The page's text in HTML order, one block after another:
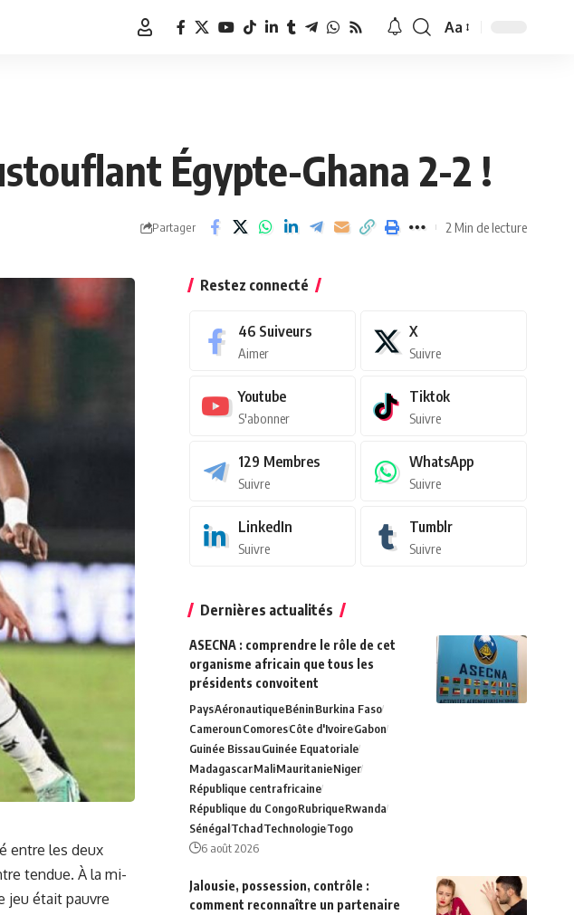
Redimensionner
Aa
Égypte-Ghana 2-2 !
Partager 2 Min de lecture
entre les deux
tendue. À la mi-
jeu était pauvre
Restez connecté
46 Suiveurs
Aimer
X
Suivre
Youtube
S'abonner
Tiktok
Suivre
129 Membres
Suivre
WhatsApp
Suivre
LinkedIn
Suivre
Tumblr
Suivre
Dernières actualités
ASECNA : comprendre le rôle de cet
organisme africain que tous les
présidents convoitent
PaysAéronautiqueBéninBurkina Faso
CamerounComoresCôte d'IvoireGabon
Guinée BissauGuinée Equatoriale
MadagascarMaliMauritanieNiger
République centrafricaine
République du CongoRubriqueRwanda
SénégalTchadTechnologieTogo
6 août 2026
Jalousie, possession, contrôle :
comment reconnaître un partenaire